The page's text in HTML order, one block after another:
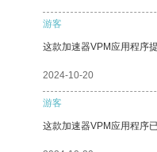
游客
这款加速器VPM应用程序
2024-10-20
游客
这款加速器VPM应用程序